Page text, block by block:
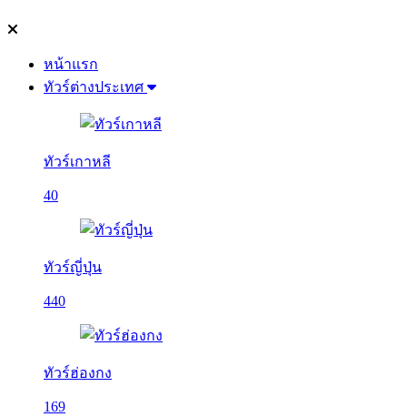
หน้าแรก
ทัวร์ต่างประเทศ
ทัวร์เกาหลี
40
ทัวร์ญี่ปุ่น
440
ทัวร์ฮ่องกง
169